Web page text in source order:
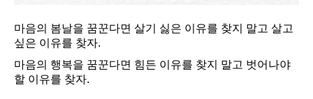
마음의 봄날을 꿈꾼다면 살기 싫은 이유를 찾지 말고 살고
싶은 이유를 찾자.
마음의 행복을 꿈꾼다면 힘든 이유를 찾지 말고 벗어나야
할 이유를 찾자.